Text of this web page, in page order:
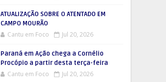
ATUALIZAÇÃO SOBRE O ATENTADO EM
CAMPO MOURÃO
Cantu em Foco Jul 20, 2026
Paraná em Ação chega a Cornélio
Procópio a partir desta terça-feira
Cantu em Foco Jul 20, 2026